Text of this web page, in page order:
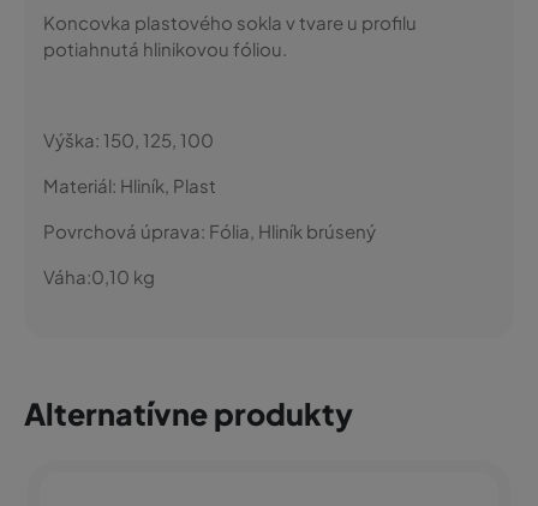
Koncovka plastového sokla v tvare u profilu
potiahnutá hlinikovou fóliou.
Výška: 150, 125, 100
Materiál: Hliník, Plast
Povrchová úprava: Fólia, Hliník brúsený
Váha:0,10 kg
Alternatívne produkty